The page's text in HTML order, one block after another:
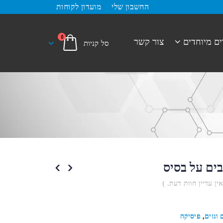
החשבון שלי מועדון לקוחות
מיוחדים צור קשר 0
על בסיס
עדיין חוות דעת. )
וגזים, פיסיקה